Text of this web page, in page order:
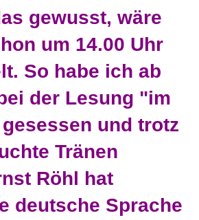
gewusst, wäre
um 14.00 Uhr
So habe ich ab
der Lesung "im
und trotz
Tränen
Röhl hat
deutsche Sprache